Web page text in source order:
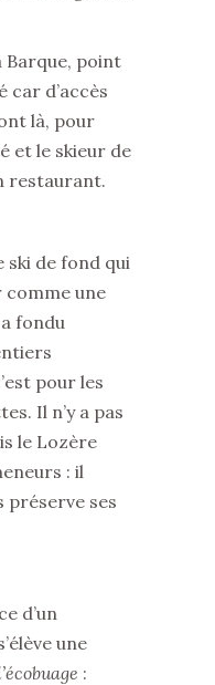
Barque, point
car d’accès
là, pour
et le skieur de
restaurant.
ski de fond qui
comme une
fondu
pour les
Il n’y a pas
le Lozère
: il
préserve ses
d’un
une
: